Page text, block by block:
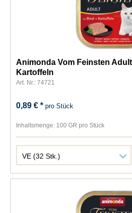
Animonda Vom Feinsten
Kartoffeln
Art. Nr.: 74721
0,89 € *pro Stück
Inhaltsmenge: 100 GR pro Stück